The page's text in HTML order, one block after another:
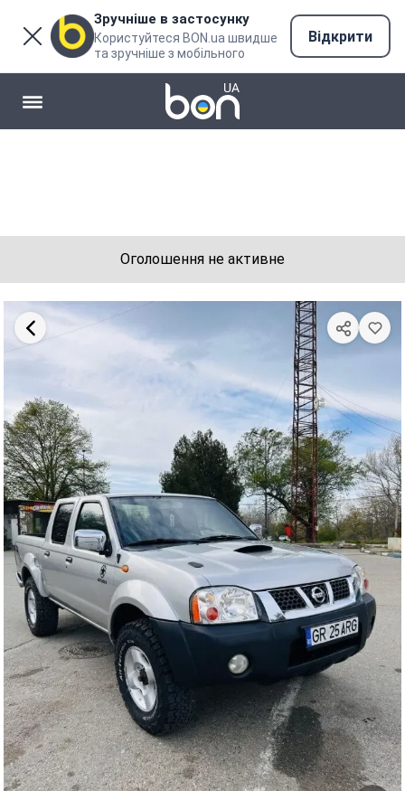
Зручніше в застосунку
Користуйтеся BON.ua швидше
та зручніше з мобільного
Відкрити
Оголошення не активне